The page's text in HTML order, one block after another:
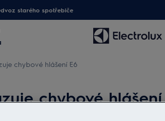
starého spotřebiče
chybové hlášení E6
chybové hlášení